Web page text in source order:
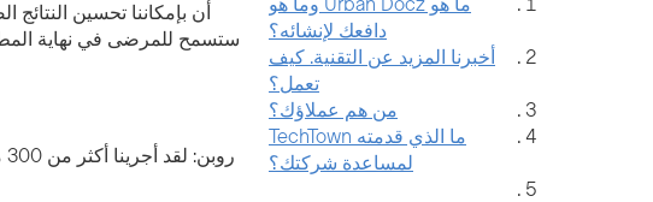
دافعك لإنشائه؟
أخبرنا المزيد عن التقنية. كيف
تعمل؟
من هم عملاؤك؟
ما الذي قدمته TechTown
لمساعدة شركتك؟
أن بإمكاننا تحسين
ستسمح للمرضى في نهاية